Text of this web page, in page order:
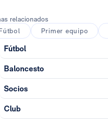
relacionados
Primer equipo
Fútbol
Baloncesto
Socios
Club